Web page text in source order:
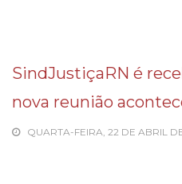
SindJustiçaRN é
nova reunião
QUARTA-FEIRA, 22 DE ABRIL